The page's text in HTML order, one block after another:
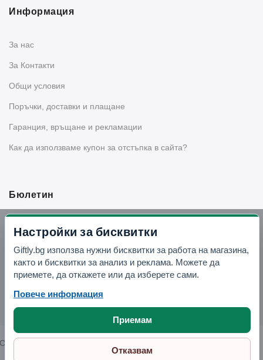
Информация
За нас
За Контакти
Общи условия
Поръчки, доставки и плащане
Гаранция, връщане и рекламации
Как да използваме купон за отстъпка в сайта?
Бюлетин
Вземи -10% отстъпка в Telegram
Отвори Telegram
Copyright © 2026 GIFTLY.BG. All rights reserved.
Настройки за бисквитки
Giftly.bg използва нужни бисквитки за работа на магазина,
както и бисквитки за анализ и реклама. Можете да
приемете, да откажете или да изберете сами.
Повече информация
Приемам
Отказвам